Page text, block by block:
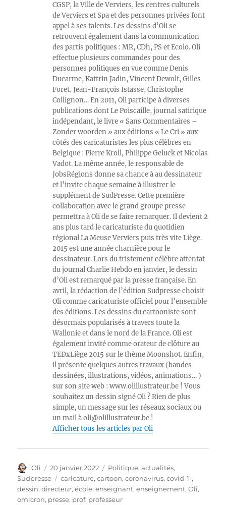
CGSP, la Ville de Verviers, les centres culturels
de Verviers et Spa et des personnes privées font
appel à ses talents. Les dessins d’Oli se
retrouvent également dans la communication
des partis politiques : MR, CDh, PS et Ecolo. Oli
effectue plusieurs commandes pour des
personnes politiques en vue comme Denis
Ducarme, Kattrin Jadin, Vincent Dewolf, Gilles
Foret, Jean-François Istasse, Christophe
Collignon… En 2011, Oli participe à diverses
publications dont Le Poiscaille, journal satirique
indépendant, le livre « Sans Commentaires –
Zonder woorden » aux éditions « Le Cri » aux
côtés des caricaturistes les plus célèbres en
Belgique : Pierre Kroll, Philippe Geluck et Nicolas
Vadot. La même année, le responsable de
JobsRégions donne sa chance à au dessinateur
et l’invite chaque semaine à illustrer le
supplément de SudPresse. Cette première
collaboration avec le grand groupe presse
permettra à Oli de se faire remarquer. Il devient 2
ans plus tard le caricaturiste du quotidien
régional La Meuse Verviers puis très vite Liège.
2015 est une année charnière pour le
dessinateur. Lors du tristement célèbre attentat
du journal Charlie Hebdo en janvier, le dessin
d’Oli est remarqué par la presse française. En
avril, la rédaction de l’édition Sudpresse choisit
Oli comme caricaturiste officiel pour l’ensemble
des éditions. Les dessins du cartooniste sont
désormais popularisés à travers toute la
Wallonie et dans le nord de la France. Oli est
également invité comme orateur de clôture au
TEDxLiège 2015 sur le thème Moonshot. Enfin,
il présente quelques autres travaux (bandes
dessinées, illustrations, vidéos, animations… )
sur son site web : www.olillustrateur.be ! Vous
souhaitez un dessin signé Oli ? Rien de plus
simple, un message sur les réseaux sociaux ou
un mail à oli@olillustrateur.be !
Afficher tous les articles par Oli
Auteur
Oli
Publié
le
20 janvier 2022 Catégories
Politique, actualités,
Sudpresse
Étiquettes
caricature,cartoon,coronavirus,covid-1-,
dessin,directeur,école,enseignant,enseignement,Oli,
omicron, presse, prof, professeur